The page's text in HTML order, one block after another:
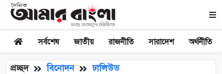
সর্বশেষ জাতীয় রাজনীতি সারাদেশ অর্থনীতি
প্রচ্ছদ বিনোদন ঢালিউড